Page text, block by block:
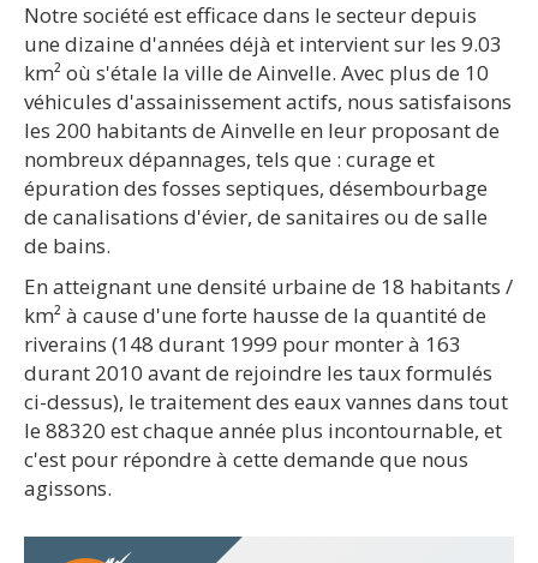
Notre société est efficace dans le secteur depuis
une dizaine d'années déjà et intervient sur les 9.03
km² où s'étale la ville de Ainvelle. Avec plus de 10
véhicules d'assainissement actifs, nous satisfaisons
les 200 habitants de Ainvelle en leur proposant de
nombreux dépannages, tels que : curage et
épuration des fosses septiques, désembourbage
de canalisations d'évier, de sanitaires ou de salle
de bains.
En atteignant une densité urbaine de 18 habitants /
km² à cause d'une forte hausse de la quantité de
riverains (148 durant 1999 pour monter à 163
durant 2010 avant de rejoindre les taux formulés
ci-dessus), le traitement des eaux vannes dans tout
le 88320 est chaque année plus incontournable, et
c'est pour répondre à cette demande que nous
agissons.